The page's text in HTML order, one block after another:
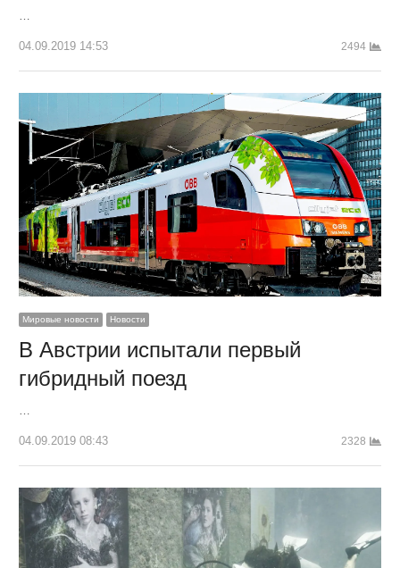
…
04.09.2019 14:53 2494
Мировые новости Новости
В Австрии испытали первый
гибридный поезд
…
04.09.2019 08:43 2328